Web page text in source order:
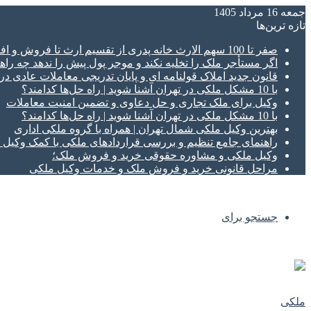
جمعه 16 مرداد 1405
تازه‌ ترین‌ها
صفر تا 100 سهم الارث خانه پدری از تقسیم ارث تا فروش و افراز ملک ورثه ای
اگر مستأجر ملک را تخلیه نکند و موجر پول پیش را ندهد چه
قانون جدید املاک قولنامه ای و پایان تدریجی معاملات عادی
با 10 مشکل ملکی در تهران آشنا شوید | راه حل‌ها کدامند؟
وکیل برای ملک تجاری و حل دعاوی و تضمین امنیت معاملات
با 10 مشکل ملکی در تهران آشنا شوید | راه حل‌ها کدامند؟
بهترین وکیل ملکی شمال تهران | همراه با گروه ملکی اداری
راهنمای جامع تنظیم و بررسی قراردادهای ملکی با کمک
وکیل ملکی و مشاوره حقوقی خرید و فروش ملک؛
مراحل قانونی خرید و فروش ملک و خدمات وکیل ملکی
جستجو برای